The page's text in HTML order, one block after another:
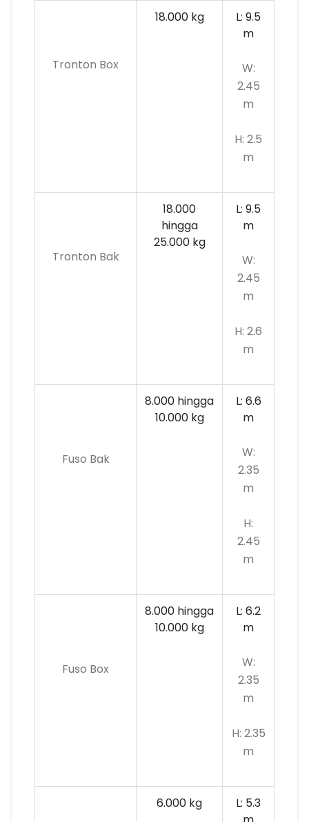
Tronton Box
18.000 kg
L: 9.5
m
W:
2.45
m
H: 2.5
m
Tronton Bak
18.000
hingga
25.000 kg
L: 9.5
m
W:
2.45
m
H: 2.6
m
Fuso Bak
8.000 hingga
10.000kg
L: 6.6
m
W:
2.35
m
H:
2.45
m
Fuso Box
8.000 hingga
10.000 kg
L: 6.2
m
W:
2.35
m
H: 2.35
m
6.000 kg
L: 5.3